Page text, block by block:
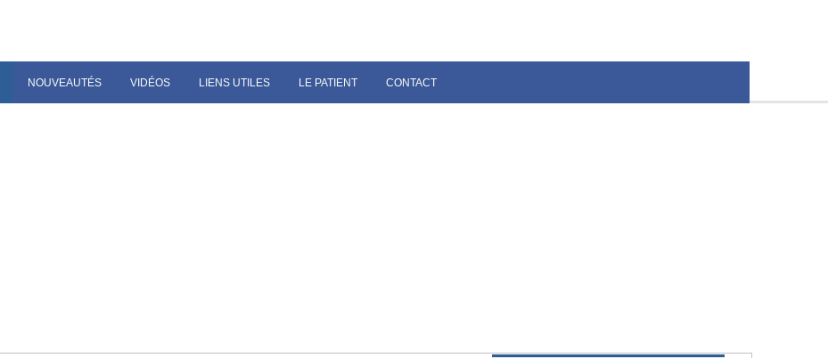
NOUVEAUTÉS VIDÉOS LIENS UTILES LE PATIENT CONTACT